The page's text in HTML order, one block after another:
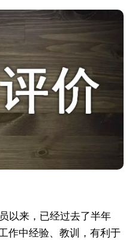
来，已经过去了半年
作中经验、教训，有利于